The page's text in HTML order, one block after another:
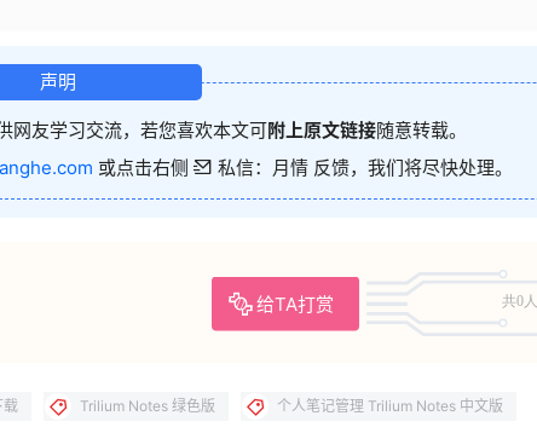
声明
网友学习交流，若您喜欢本文可附上原文链接随意转载。
或点击右侧 私信：月情 反馈，我们将尽快处理。
给TA打赏 共0人
载 Trilium Notes 绿色版 个人笔记管理 Trilium Notes 中文版